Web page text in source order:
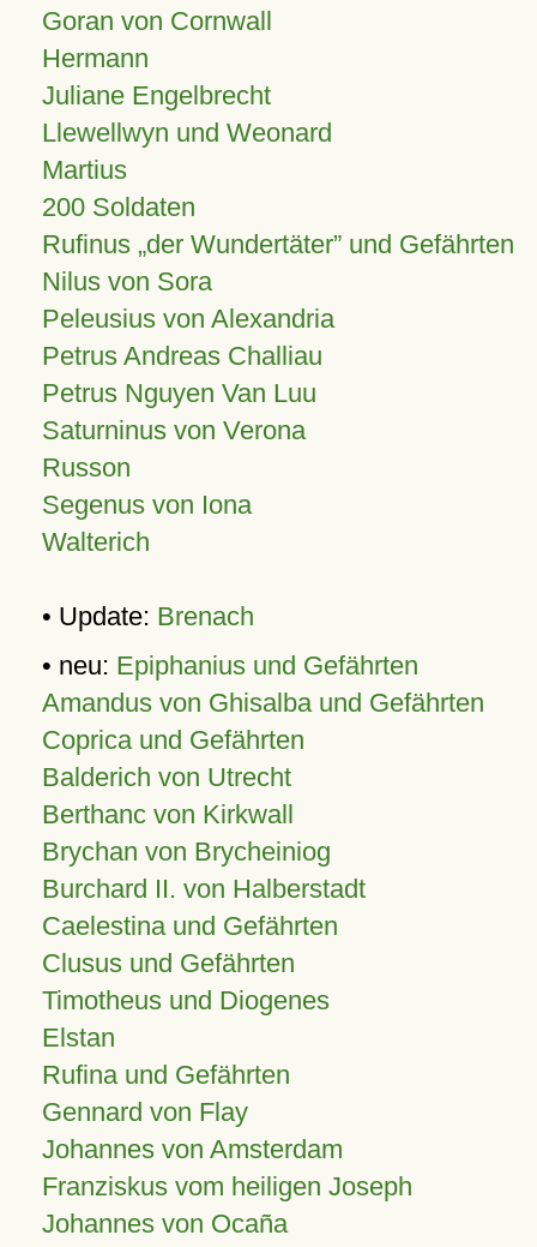
Goran von Cornwall
Hermann
Juliane Engelbrecht
Llewellwyn und Weonard
Martius
200 Soldaten
Rufinus „der Wundertäter” und Gefährten
Nilus von Sora
Peleusius von Alexandria
Petrus Andreas Challiau
Petrus Nguyen Van Luu
Saturninus von Verona
Russon
Segenus von Iona
Walterich
• Update: Brenach
• neu: Epiphanius und Gefährten
Amandus von Ghisalba und Gefährten
Coprica und Gefährten
Balderich von Utrecht
Berthanc von Kirkwall
Brychan von Brycheiniog
Burchard II. von Halberstadt
Caelestina und Gefährten
Clusus und Gefährten
Timotheus und Diogenes
Elstan
Rufina und Gefährten
Gennard von Flay
Johannes von Amsterdam
Franziskus vom heiligen Joseph
Johannes von Ocaña